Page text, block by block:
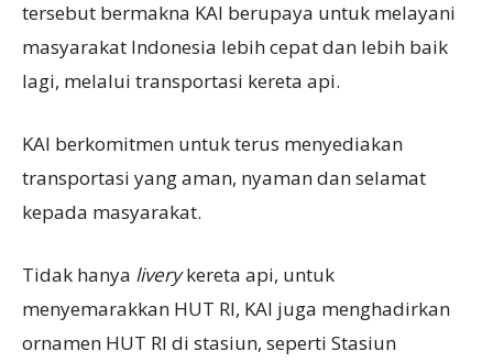
tersebut bermakna KAI berupaya untuk melayani
masyarakat Indonesia lebih cepat dan lebih baik
lagi, melalui transportasi kereta api.
KAI berkomitmen untuk terus menyediakan
transportasi yang aman, nyaman dan selamat
kepada masyarakat.
Tidak hanya liverykereta api, untuk
menyemarakkan HUT RI, KAI juga menghadirkan
ornamen HUT RI di stasiun, seperti Stasiun